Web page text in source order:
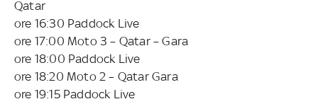
Qatar
ore 16:30 Paddock Live
ore 17:00 Moto 3 – Qatar – Gara
ore 18:00 Paddock Live
ore 18:20 Moto 2 – Qatar Gara
ore 19:15 Paddock Live